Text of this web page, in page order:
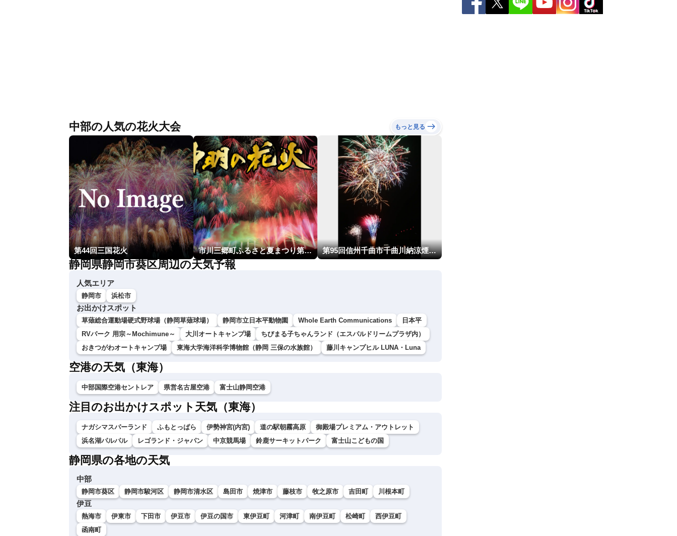
中部の人気の花火大会 もっと見る
第44回三国花火 市川三郷町ふるさと夏まつり第38回神明の花火大会 第95回信州千曲市千曲川納涼煙火大会
静岡県静岡市葵区周辺の天気予報
人気エリア
静岡市 浜松市
お出かけスポット
草薙総合運動場硬式野球場（静岡草薙球場） 静岡市立日本平動物園 Whole Earth Communications
日本平
RVパーク 用宗～Mochimune～
大川オートキャンプ場
ちびまる子ちゃんランド（エスパルドリームプラザ内）
おきつがわオートキャンプ場
東海大学海洋科学博物館（静岡 三保の水族館） 藤川キャンプヒル LUNA・Luna
空港の天気（東海）
中部国際空港セントレア 県営名古屋空港 富士山静岡空港
注目のお出かけスポット天気（東海）
ナガシマスパーランド ふもとっぱら 伊勢神宮(内宮) 道の駅朝霧高原
御殿場プレミアム・アウトレット
浜名湖パルパル
レゴランド・ジャパン 中京競馬場 鈴鹿サーキットパーク 富士山こどもの国
静岡県の各地の天気
中部
静岡市葵区 静岡市駿河区 静岡市清水区 島田市 焼津市 藤枝市 牧之原市 吉田町 川根本町
伊豆
熱海市 伊東市 下田市 伊豆市 伊豆の国市 東伊豆町 河津町 南伊豆町 松崎町
西伊豆町
函南町